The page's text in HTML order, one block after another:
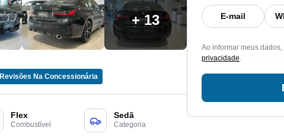
+ 13
Revisões Na Concessionária
Flex
Combustível
Sedã
Categoria
E-mail
Ao informar meus
privacidade.